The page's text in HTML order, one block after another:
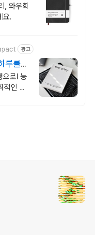
, 와우회
요.
광고
루를
으로! 능
적인 준